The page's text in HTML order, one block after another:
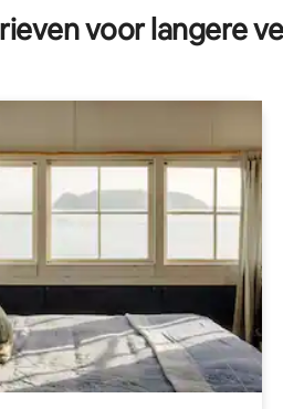
voor langere